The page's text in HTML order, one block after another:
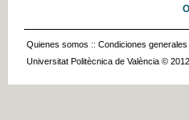
Quienes somos :: Condiciones
Universitat Politècnica de València © 2012